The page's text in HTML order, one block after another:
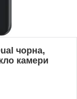
чорна,
камери